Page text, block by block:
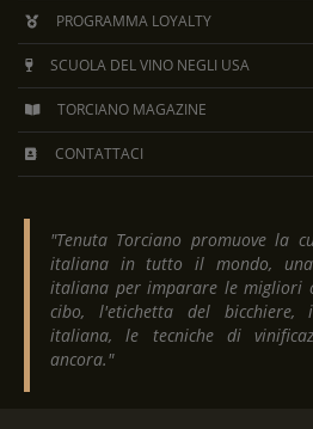
PROGRAMMA LOYALTY
SCUOLA DEL VINO NEGLI USA
TORCIANO MAGAZINE
CONTATTACI
"Tenuta Torciano promuove la
italiana in tutto il mondo, una
italiana per imparare le migliori
cibo, l'etichetta del bicchiere,
italiana, le tecniche di
ancora."